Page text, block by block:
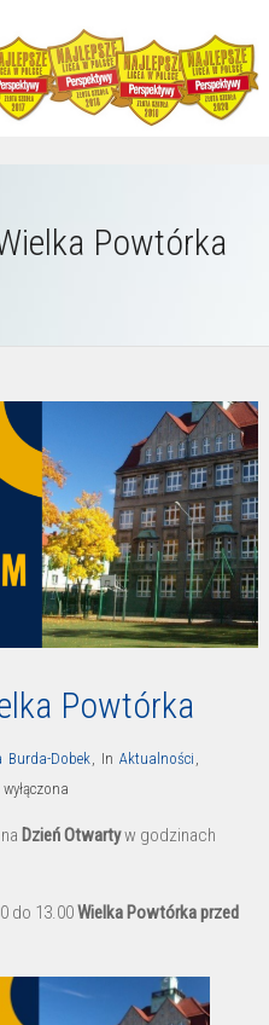
Powtórka
Powtórka
Burda-Dobek In Aktualności
Dzień Otwartyw godzinach
do 13.00Wielka Powtórka przed